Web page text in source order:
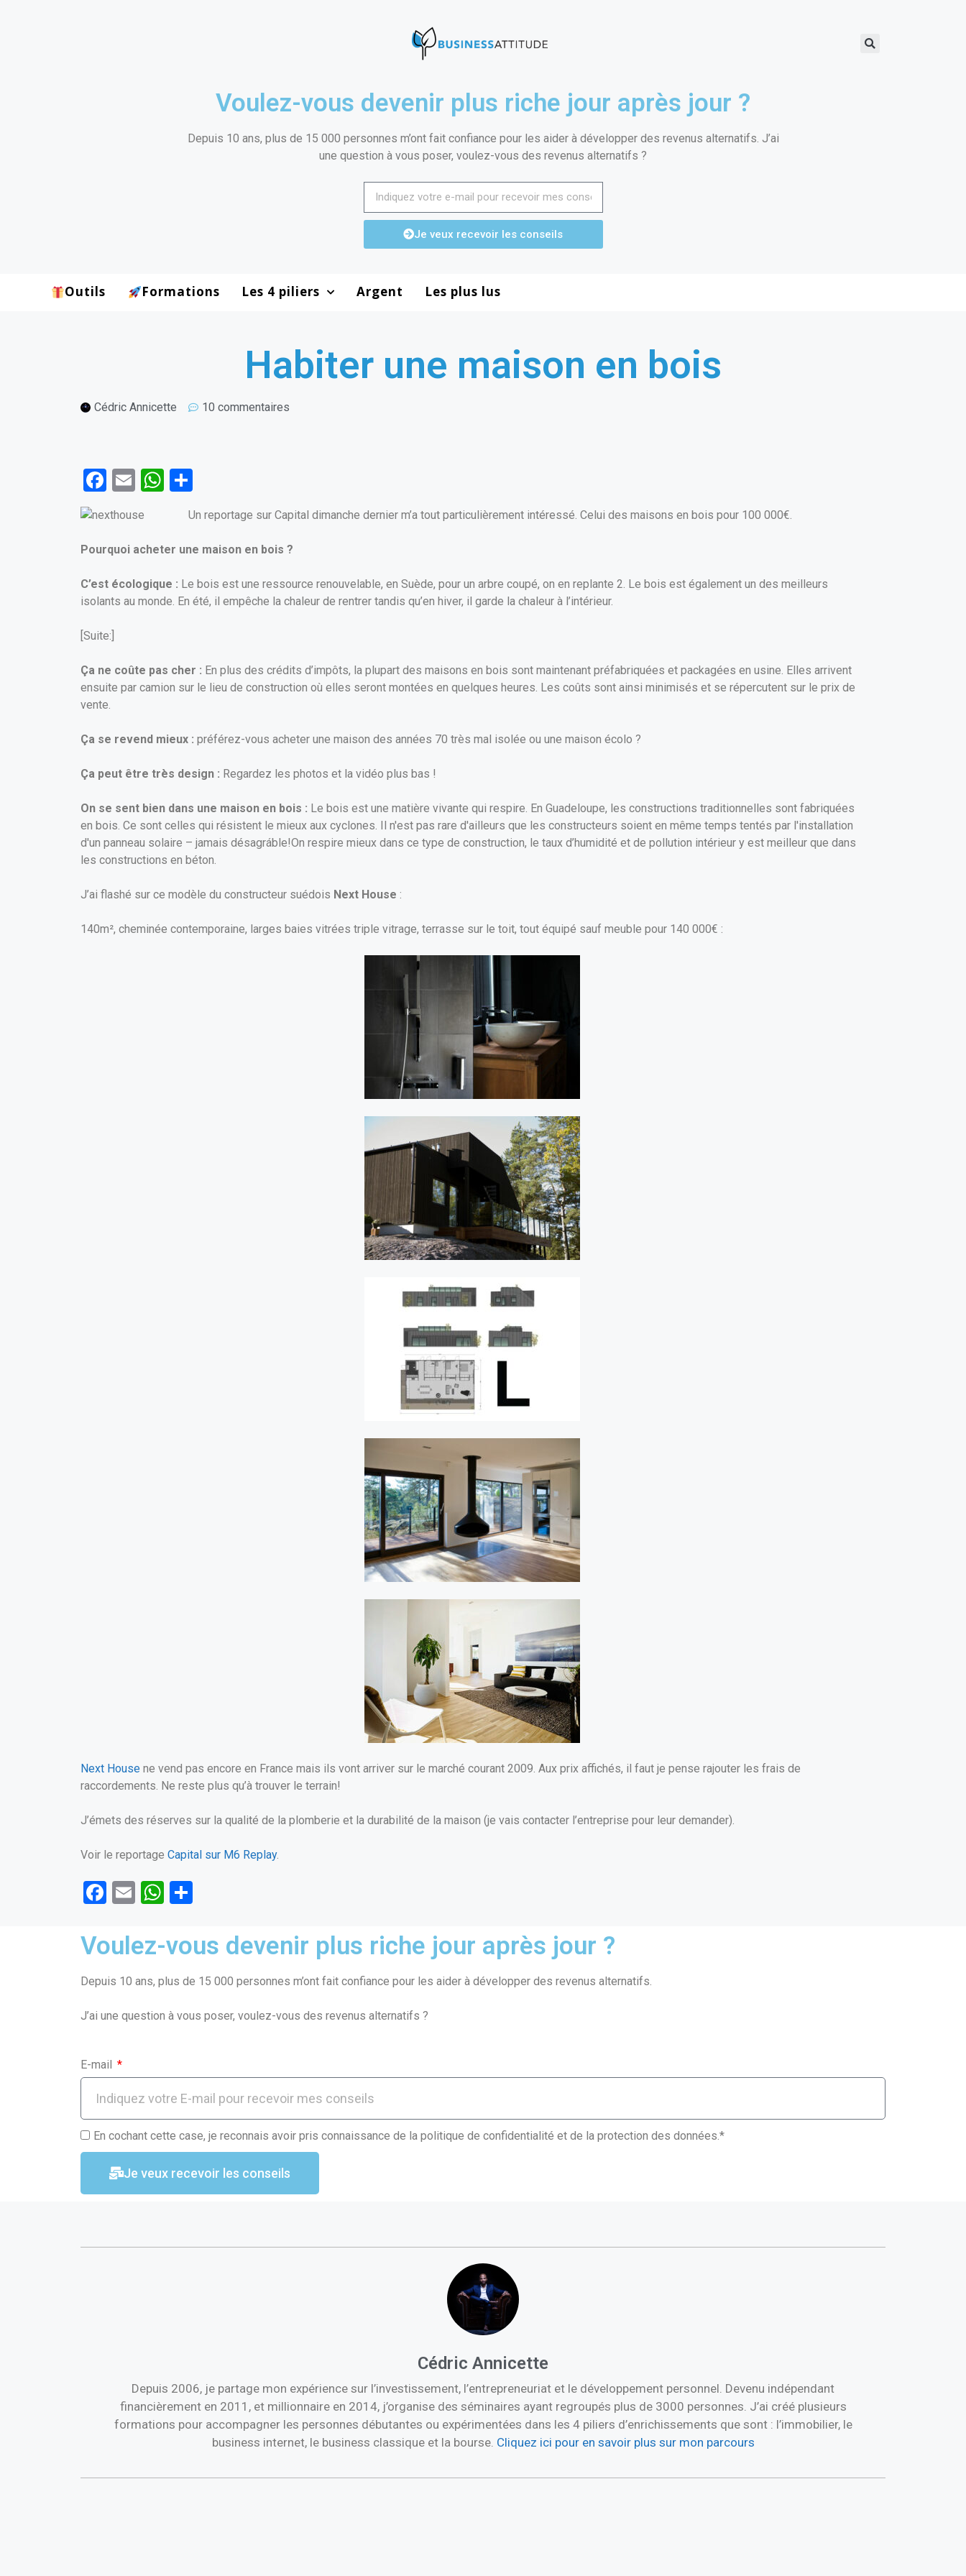
Voulez-vous devenir plus riche jour après jour ?
Depuis 10 ans, plus de 15 000 personnes m’ont fait confiance pour les aider à développer des revenus alternatifs. J’ai
une question à vous poser, voulez-vous des revenus alternatifs ?
Je veux recevoir les conseils
Outils Formations Les 4 piliers Argent Les plus lus
Habiter une maison en bois
Cédric Annicette 10 commentaires
F
a
ce
b
o
o
E
ail
W
s
p
ar
ta
g
er
Un reportage sur Capital dimanche dernier m’a tout particulièrement intéressé. Celui des maisons en bois pour 100 000€.
Pourquoi acheter une maison en bois ?
C’est écologique : Le bois est une ressource renouvelable, en Suède, pour un arbre coupé, on en replante 2. Le bois est également un des meilleurs
isolants au monde. En été, il empêche la chaleur de rentrer tandis qu’en hiver, il garde la chaleur à l’intérieur.
[Suite:]
Ça ne coûte pas cher : En plus des crédits d’impôts, la plupart des maisons en bois sont maintenant préfabriquées et packagées en usine. Elles arrivent
ensuite par camion sur le lieu de construction où elles seront montées en quelques heures. Les coûts sont ainsi minimisés et se répercutent sur le prix de
vente.
Ça se revend mieux : préférez-vous acheter une maison des années 70 très mal isolée ou une maison écolo ?
Ça peut être très design : Regardez les photos et la vidéo plus bas !
On se sent bien dans une maison en bois : Le bois est une matière vivante qui respire. En Guadeloupe, les constructions traditionnelles sont fabriquées
en bois. Ce sont celles qui résistent le mieux aux cyclones. Il n'est pas rare d'ailleurs que les constructeurs soient en même temps tentés par l'installation
d'un panneau solaire – jamais désagráble!On respire mieux dans ce type de construction, le taux d’humidité et de pollution intérieur y est meilleur que dans
les constructions en béton.
J’ai flashé sur ce modèle du constructeur suédois Next House :
140m², cheminée contemporaine, larges baies vitrées triple vitrage, terrasse sur le toit, tout équipé sauf meuble pour 140 000€ :
Next House ne vend pas encore en France mais ils vont arriver sur le marché courant 2009. Aux prix affichés, il faut je pense rajouter les frais de
raccordements. Ne reste plus qu’à trouver le terrain!
J’émets des réserves sur la qualité de la plomberie et la durabilité de la maison (je vais contacter l’entreprise pour leur demander).
Voir le reportage Capital sur M6 Replay.
F
ce
b
o
o
E
ail
W
at
s
A
p
ta
g
er
Voulez-vous devenir plus riche jour après jour ?
Depuis 10 ans, plus de 15 000 personnes m’ont fait confiance pour les aider à développer des revenus alternatifs.
J’ai une question à vous poser, voulez-vous des revenus alternatifs ?
E-mail
En cochant cette case, je reconnais avoir pris connaissance de la politique de confidentialité et de la protection des données.*
Je veux recevoir les conseils
Cédric Annicette
Depuis 2006, je partage mon expérience sur l’investissement, l’entrepreneuriat et le développement personnel. Devenu indépendant
financièrement en 2011, et millionnaire en 2014, j’organise des séminaires ayant regroupés plus de 3000 personnes. J’ai créé plusieurs
formations pour accompagner les personnes débutantes ou expérimentées dans les 4 piliers d’enrichissements que sont : l’immobilier, le
business internet, le business classique et la bourse. Cliquez ici pour en savoir plus sur mon parcours